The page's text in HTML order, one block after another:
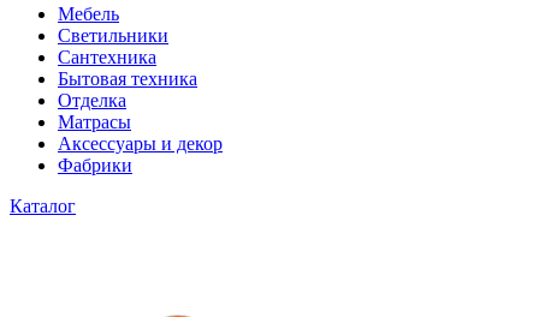
Мебель
Светильники
Сантехника
Бытовая техника
Отделка
Матрасы
Аксессуары и декор
Фабрики
Каталог